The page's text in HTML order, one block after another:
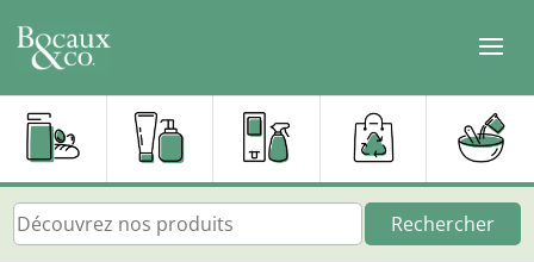
Rechercher